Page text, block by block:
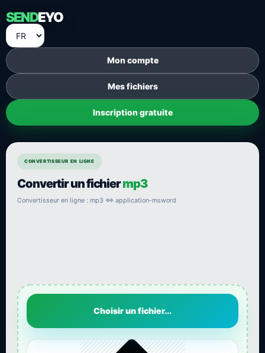
SENDEYO
Mon compte
Mes fichiers
Inscription gratuite
CONVERTISSEUR EN LIGNE
Convertir un fichiermp3
Convertisseur en ligne : mp3 ⇔ application-msword
Choisir un fichier...